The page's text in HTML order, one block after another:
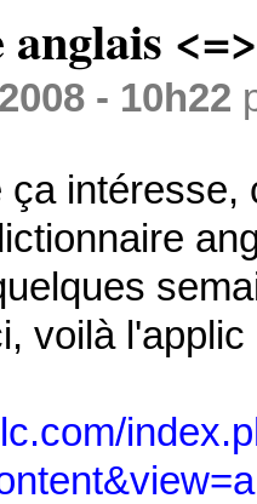
- 10h22
ça
voilà l'applic